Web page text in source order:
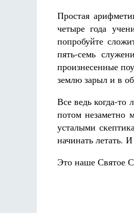
Простая
четыре года
попробуйте
пять-семь
произнесенные
землю зарыл и в
Все ведь когда-то
потом незаметно
усталыми
начинать летать.
Это наше Святое